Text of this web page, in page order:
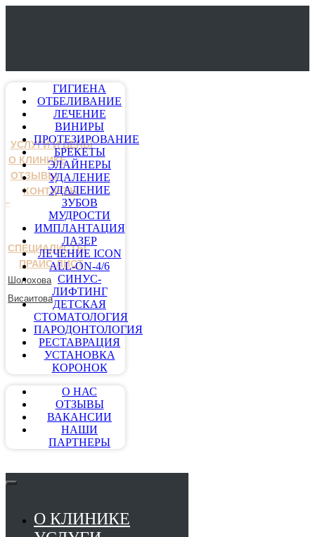
УСЛУГИ И ЦЕНЫ
О КЛИНИКЕ
ОТЗЫВЫ
КОНТАКТЫ
СПЕЦИАЛИСТЫ
ПРАЙС-ЛИСТ
Шолохова
Висаитова
ГИГИЕНА
ОТБЕЛИВАНИЕ
ЛЕЧЕНИЕ
ВИНИРЫ
ПРОТЕЗИРОВАНИЕ
БРЕКЕТЫ
ЭЛАЙНЕРЫ
УДАЛЕНИЕ
УДАЛЕНИЕ
ЗУБОВ
МУДРОСТИ
ИМПЛАНТАЦИЯ
ЛАЗЕР
ЛЕЧЕНИЕ ICON
ALL-ON-4/6
СИНУС-
ЛИФТИНГ
ДЕТСКАЯ
СТОМАТОЛОГИЯ
ПАРОДОНТОЛОГИЯ
РЕСТАВРАЦИЯ
УСТАНОВКА
КОРОНОК
О НАС
ОТЗЫВЫ
ВАКАНСИИ
НАШИ
ПАРТНЕРЫ
О КЛИНИКЕ